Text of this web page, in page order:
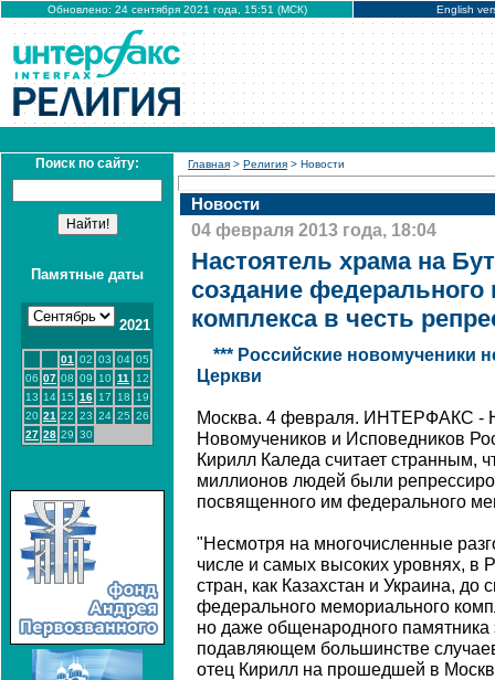
Обновлено: 24 сентября 2021 года, 15:51 (МСК) English
Поиск по сайту:
Памятные даты
2021
01 02 03 04 05
06 07 08 09 10 11
12
13 14 15 16 17 18
19
20 21 22 23 24 25 26
27 28 29 30
Главная > Религия > Новости
Новости
04 февраля 2013 года, 18:04
Настоятель храма на
создание
комплекса в честь
*** Российские новомученики
Церкви
Москва. 4 февраля. ИНТЕРФАКС -
Новомучеников и Исповедников
Кирилл Каледа считает странным,
миллионов людей были
посвященного им федерального
"Несмотря на многочисленные
числе и самых высоких уровнях, в
стран, как Казахстан и Украина, до
федерального мемориального
но даже общенародного
подавляющем большинстве
отец Кирилл на прошедшей в